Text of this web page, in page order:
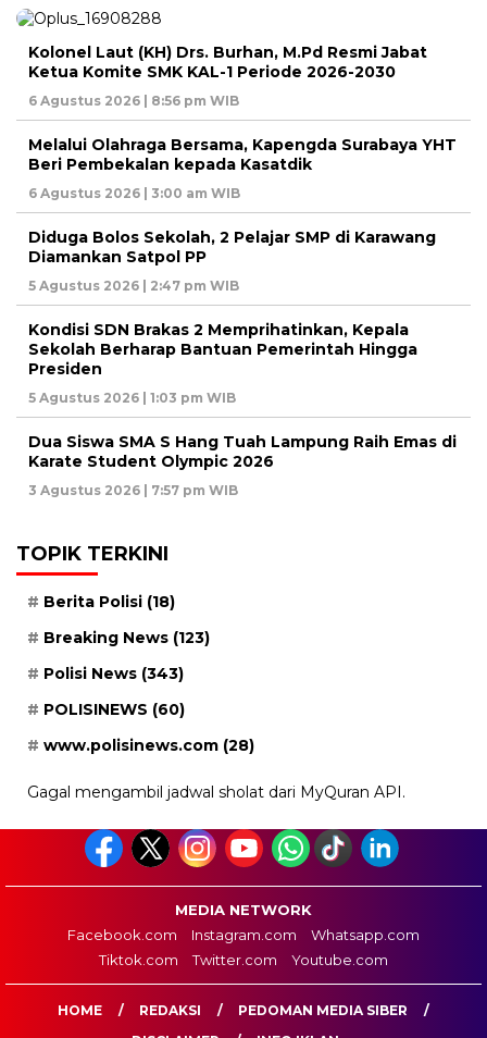
Kolonel Laut (KH) Drs. Burhan, M.Pd Resmi Jabat
Ketua Komite SMK KAL-1 Periode 2026-2030
6 Agustus 2026 | 8:56 pm WIB
Melalui Olahraga Bersama, Kapengda Surabaya YHT
Beri Pembekalan kepada Kasatdik
6 Agustus 2026 | 3:00 am WIB
Diduga Bolos Sekolah, 2 Pelajar SMP di Karawang
Diamankan Satpol PP
5 Agustus 2026 | 2:47 pm WIB
Kondisi SDN Brakas 2 Memprihatinkan, Kepala
Sekolah Berharap Bantuan Pemerintah Hingga
Presiden
5 Agustus 2026 | 1:03 pm WIB
Dua Siswa SMA S Hang Tuah Lampung Raih Emas di
Karate Student Olympic 2026
3 Agustus 2026 | 7:57 pm WIB
TOPIK TERKINI
Berita Polisi (18)
Breaking News (123)
Polisi News (343)
POLISINEWS (60)
www.polisinews.com (28)
Gagal mengambil jadwal sholat dari MyQuran API.
MEDIA NETWORK
Facebook.com
Instagram.com
Whatsapp.com
Tiktok.com
Twitter.com Youtube.com
HOME REDAKSI
PEDOMAN MEDIA SIBER